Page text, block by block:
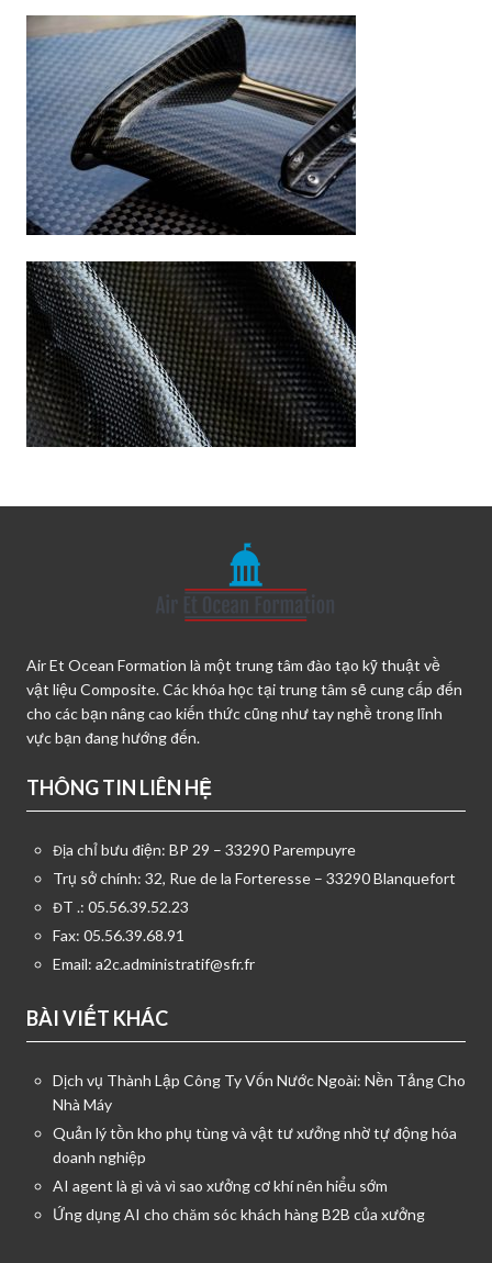
Air Et Ocean Formation là một trung tâm đào tạo kỹ thuật về
vật liệu Composite. Các khóa học tại trung tâm sẽ cung cấp đến
cho các bạn nâng cao kiến thức cũng như tay nghề trong lĩnh
vực bạn đang hướng đến.
THÔNG TIN LIÊN HỆ
Địa chỉ bưu điện: BP 29 – 33290 Parempuyre
Trụ sở chính: 32, Rue de la Forteresse – 33290 Blanquefort
ĐT .: 05.56.39.52.23
Fax: 05.56.39.68.91
Email: a2c.administratif@sfr.fr
BÀI VIẾT KHÁC
Dịch vụ Thành Lập Công Ty Vốn Nước Ngoài: Nền Tảng Cho
Nhà Máy
Quản lý tồn kho phụ tùng và vật tư xưởng nhờ tự động hóa
doanh nghiệp
AI agent là gì và vì sao xưởng cơ khí nên hiểu sớm
Ứng dụng AI cho chăm sóc khách hàng B2B của xưởng